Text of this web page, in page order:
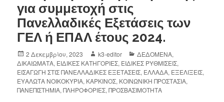
για συμμετοχή στις
Πανελλαδικές Εξετάσεις των
ΓΕΛ ή ΕΠΑΛ έτους 2024.
2 Δεκεμβρίου, 2023 k3-editor ΔΕΔΟΜΕΝΑ,
ΔΙΚΑΙΩΜΑΤΑ, ΕΙΔΙΚΕΣ ΚΑΤΗΓΟΡΙΕΣ, ΕΙΔΙΚΕΣ ΡΥΘΜΙΣΕΙΣ,
ΕΙΣΑΓΩΓΗ ΣΤΙΣ ΠΑΝΕΛΛΑΔΙΚΕΣ ΕΞΕΤΑΣΕΙΣ, ΕΛΛΑΔΑ, ΕΞΕΛΙΞΕΙΣ,
ΕΥΑΛΩΤΑ ΝΟΙΚΟΚΥΡΙΑ, ΚΑΡΚΙΝΟΣ, ΚΟΙΝΩΝΙΚΗ ΠΡΟΣΤΑΣΙΑ,
ΠΑΝΕΠΙΣΤΗΜΙΑ,ΠΛΗΡΟΦΟΡΙΕΣ,ΠΡΟΣΒΑΣΙΜΟΤΗΤΑ